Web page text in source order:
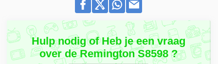
Hulp nodig of Heb je een vraag
over de Remington S8598 ?